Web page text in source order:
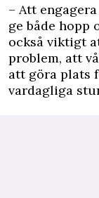
– Att
ge både hopp
också viktigt
problem, att
att göra plats
vardagliga